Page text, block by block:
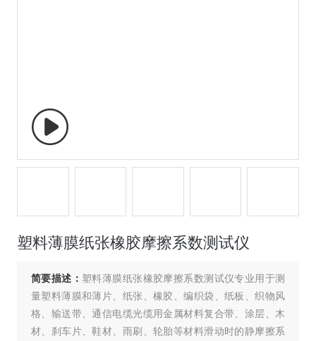
塑料薄膜纸张橡胶摩擦系数测试仪
简要描述： 塑料薄膜纸张橡胶摩擦系数测试仪专业用于测
量塑料薄膜和薄片、纸张、橡胶、编织袋、纸板、织物风
格、输送带、通信电缆光缆用金属材料复合带、涂层、木
材、刹车片、鞋材、雨刷、轮胎等材料滑动时的静摩擦系